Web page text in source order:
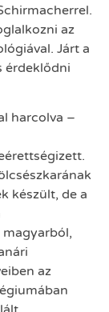
az
Járt a
érdeklődni
harcolva –
készült, de a
az